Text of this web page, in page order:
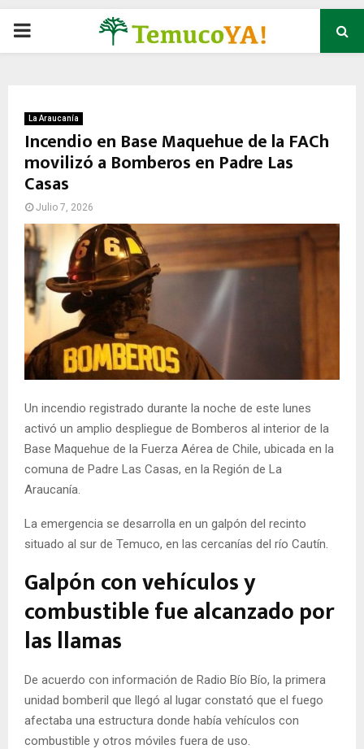
P
M
A
R
Y
E
N
U
La Araucanía
Incendio en Base Maquehue de la FACh
movilizó a Bomberos en Padre Las
Casas
Julio 7, 2026
Un incendio registrado durante la noche de este lunes
activó un amplio despliegue de Bomberos al interior de la
Base Maquehue de la Fuerza Aérea de Chile, ubicada en la
comuna de Padre Las Casas, en la Región de La
Araucanía.
La emergencia se desarrolla en un galpón del recinto
situado al sur de Temuco, en las cercanías del río Cautín.
Galpón con vehículos y
combustible fue alcanzado por
las llamas
De acuerdo con información de Radio Bío Bío, la primera
unidad bomberil que llegó al lugar constató que el fuego
afectaba una estructura donde había vehículos con
combustible y otros móviles fuera de uso.